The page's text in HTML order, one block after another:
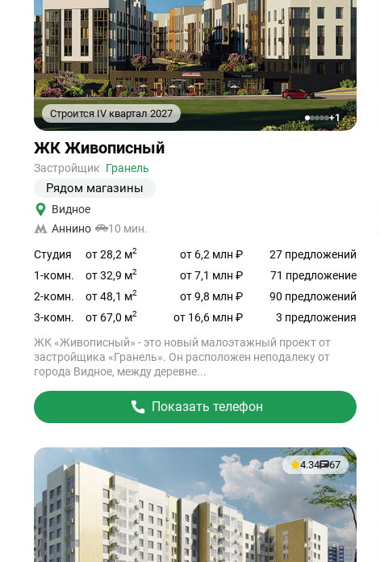
Строится IV квартал 2027
12345+1
Ссылка
на
объект
ЖК Живописный
Застройщик Гранель
Рядом магазины
Видное
Аннино
10 мин.
Студия от 28,2 м2 от 6,2 млн ₽
27 предложений
1-комн.
от 32,9 м2 от 7,1 млн ₽
71 предложение
2-комн.
от 48,1 м2 от 9,8 млн ₽
90 предложений
3-комн.
от 67,0 м2 от 16,6 млн ₽
3 предложения
ЖК «Живописный» - это новый малоэтажный проект от
застройщика «Гранель». Он расположен неподалеку от
города Видное, между деревне...
Показать телефон
4.34 67